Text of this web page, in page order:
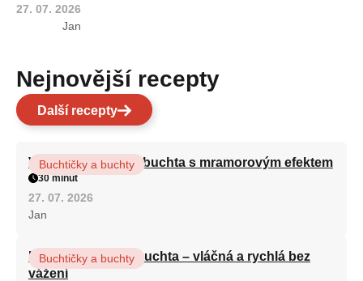
27. 07. 2026
Jan
Nejnovější recepty
Další recepty
Vláčná olejová litá buchta s mramorovým efektem
Buchtičky a buchty
30 minut
27. 07. 2026
Jan
Hrnková maková buchta – vláčná a rychlá bez
vážení
Buchtičky a buchty